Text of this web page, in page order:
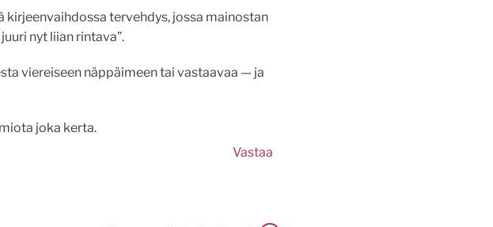
tervehdys, jossa mainostan
nyt liian rintava”.
viereiseen näppäimeen tai vastaavaa — ja
joka kerta.
Vastaa